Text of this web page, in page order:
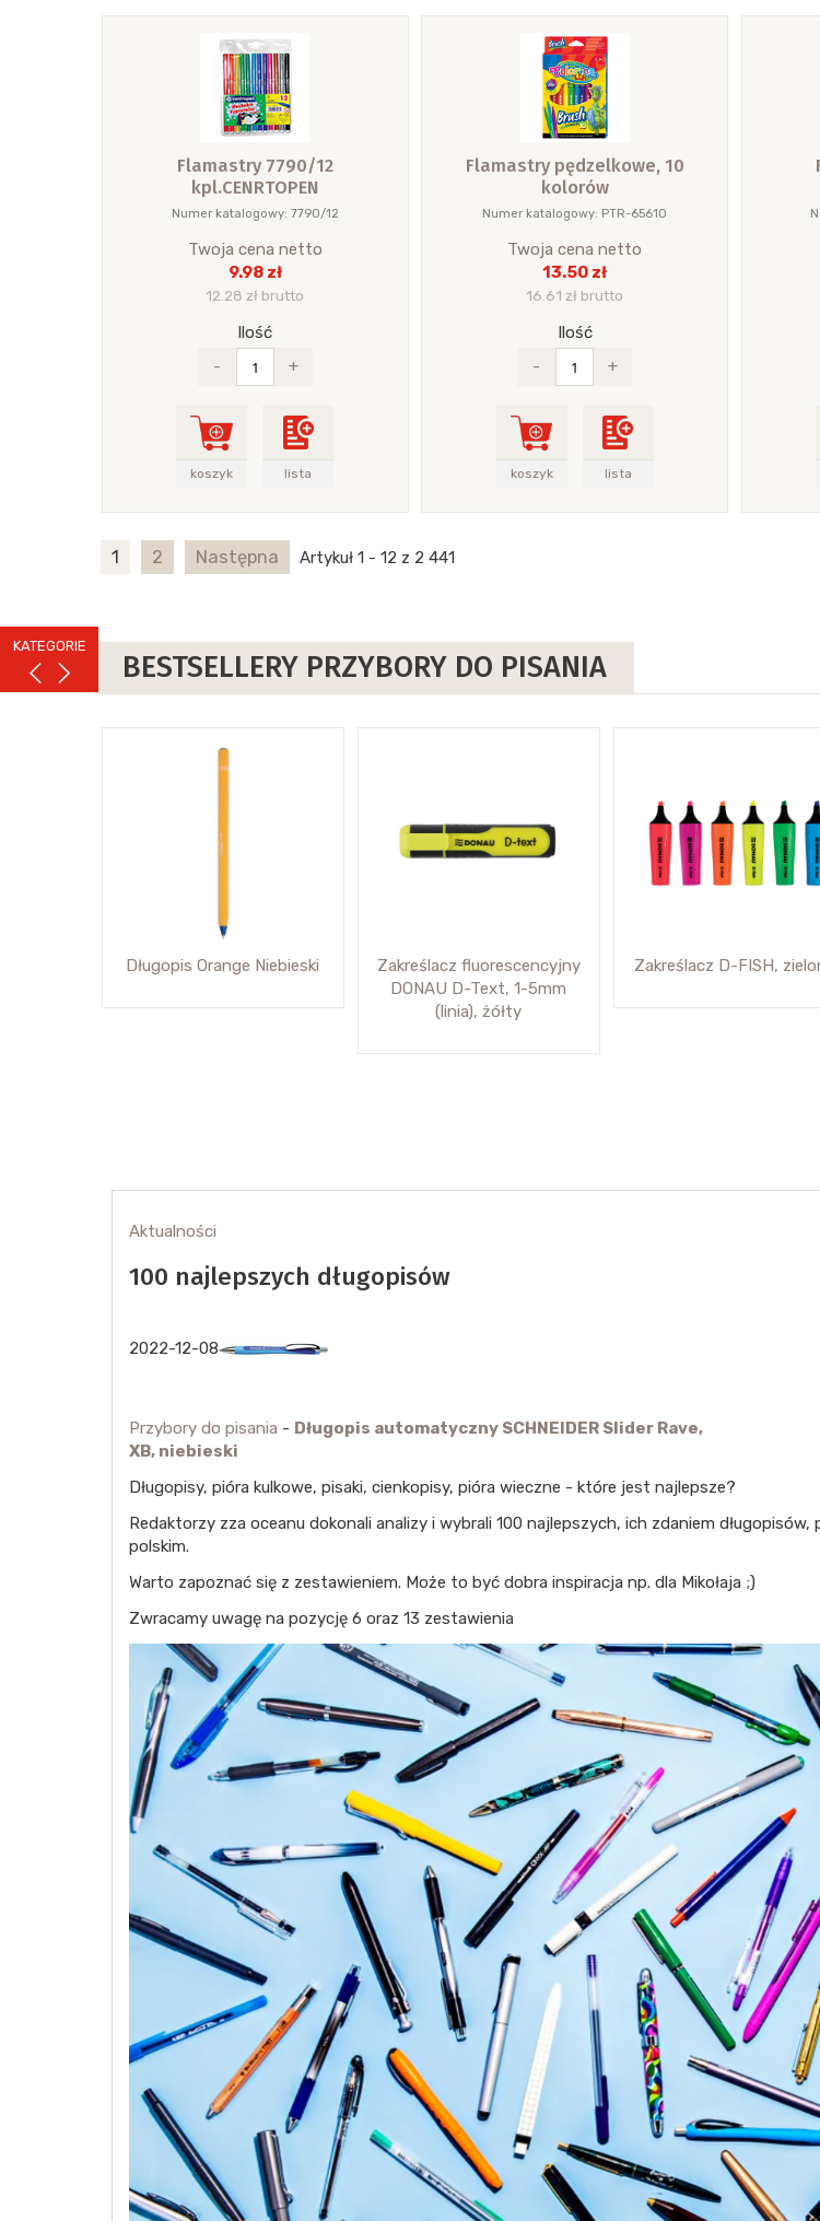
KATEGORIE
Flamastry 7790/12
kpl.CENRTOPEN
Numer katalogowy: 7790/12
Twoja cena netto
9.98 zł
12.28 zł brutto
Ilość
-
+
koszyk lista
Flamastry pędzelkowe, 10
kolorów
Numer katalogowy: PTR-65610
Twoja cena netto
13.50 zł
16.61 zł brutto
Ilość
-
+
koszyk lista
1 2 Następna Artykuł 1 - 12 z 2 441
BESTSELLERY PRZYBORY DO PISANIA
Długopis Orange Niebieski
Zakreślacz fluorescencyjny
DONAU D-Text, 1-5mm
(linia), żółty
Zakreślacz D-FISH,
Aktualności
100 najlepszych długopisów
2022-12-08
Przybory do pisania - Długopis automatyczny SCHNEIDER Slider Rave,
XB, niebieski
Długopisy, pióra kulkowe, pisaki, cienkopisy, pióra wieczne - które jest najlepsze?
Redaktorzy zza oceanu dokonali analizy i wybrali 100 najlepszych, ich zdaniem
polskim.
Warto zapoznać się z zestawieniem. Może to być dobra inspiracja np. dla Mikołaja ;)
Zwracamy uwagę na pozycję 6 oraz 13 zestawienia